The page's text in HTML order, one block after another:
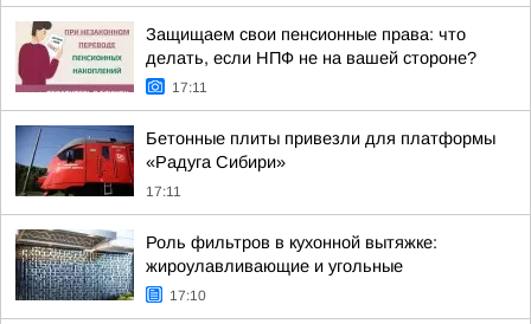
Защищаем свои пенсионные права: что
делать, если НПФ не на вашей стороне?
17:11
Бетонные плиты привезли для платформы
«Радуга Сибири»
17:11
Роль фильтров в кухонной вытяжке:
жироулавливающие и угольные
17:10